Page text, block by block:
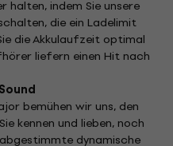
halten, indem Sie unsere
die ein Ladelimit
die Akkulaufzeit optimal
liefern einen Hit nach
bemühen wir uns, den
kennen und lieben, noch
dynamische